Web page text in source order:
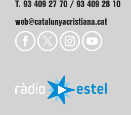
T. 93 409 27 70 / 93 409 28 10
web@catalunyacristiana.cat